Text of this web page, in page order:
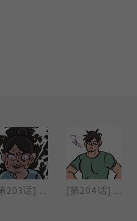
[第203话] 熊孩子 [第204话] 高个子的烦恼